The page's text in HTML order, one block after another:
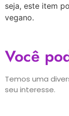
seja, este item
vegano.
Você
Temos uma
seu interesse.